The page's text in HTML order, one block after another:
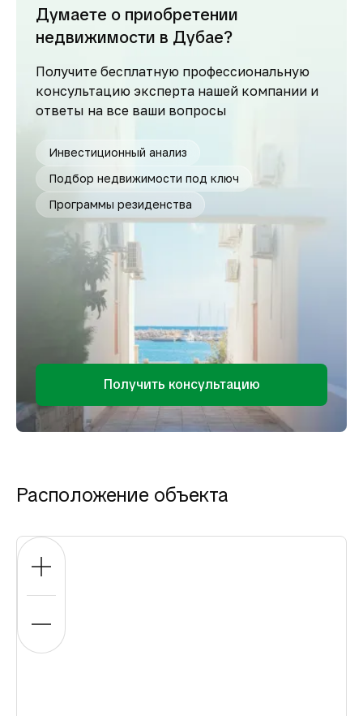
Думаете о приобретении
недвижимости в Дубае?
Получите бесплатную профессиональную
консультацию эксперта нашей компании и
ответы на все ваши вопросы
Инвестиционный анализ
Подбор недвижимости под ключ
Программы резиденства
Получить консультацию
Расположение объекта